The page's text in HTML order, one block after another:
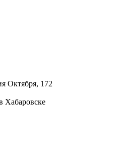
Октября, 172
Хабаровске